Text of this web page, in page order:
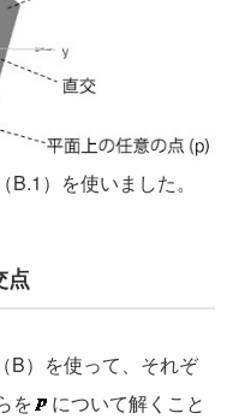
）を使いました。
点
B）を使って、それぞ
を
について解くこと